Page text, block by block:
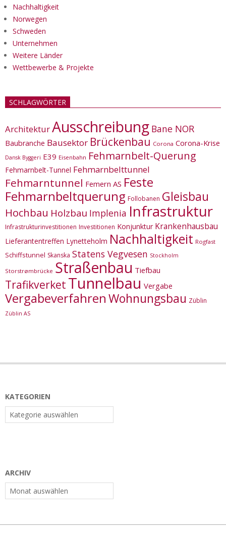
Nachhaltigkeit
Norwegen
Schweden
Unternehmen
Weitere Länder
Wettbewerbe & Projekte
SCHLAGWÖRTER
ArchitekturAusschreibung Bane NOR
Baubranche Bausektor Brückenbau Corona Corona-Krise
Dansk Byggeri E39 Eisenbahn Fehmarnbelt-Querung
Fehmarnbelt-Tunnel Fehmarnbelttunnel
Fehmarntunnel Femern AS Feste
Fehmarnbeltquerung Follobanen Gleisbau
Hochbau Holzbau Implenia Infrastruktur
Infrastrukturinvestitionen Investitionen Konjunktur Krankenhausbau
Lieferantentreffen Lynetteholm Nachhaltigkeit Rogfast
Schiffstunnel Skanska Statens Vegvesen Stockholm
Storstrømbrücke Straßenbau Tiefbau
Trafikverket Tunnelbau Vergabe
VergabeverfahrenWohnungsbau Züblin
Züblin AS
KATEGORIEN
Kategorien
ARCHIV
Archiv